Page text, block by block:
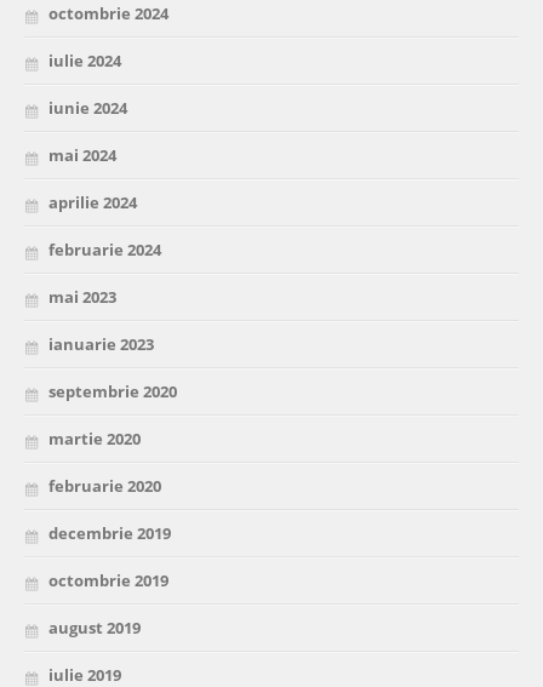
octombrie 2024
iulie 2024
iunie 2024
mai 2024
aprilie 2024
februarie 2024
mai 2023
ianuarie 2023
septembrie 2020
martie 2020
februarie 2020
decembrie 2019
octombrie 2019
august 2019
iulie 2019